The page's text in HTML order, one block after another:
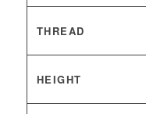
THREAD
HEIGHT